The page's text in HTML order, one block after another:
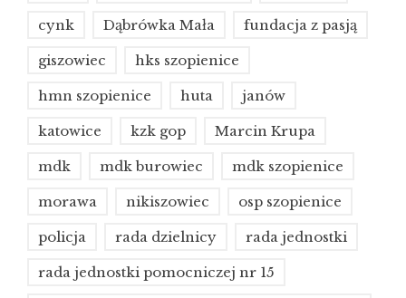
cynk Dąbrówka Mała fundacja z pasją
giszowiec hks szopienice
hmn szopienice huta janów
katowice kzk gop Marcin Krupa
mdk mdk burowiec mdk szopienice
morawa nikiszowiec osp szopienice
policja rada dzielnicy rada jednostki
rada jednostki pomocniczej nr 15